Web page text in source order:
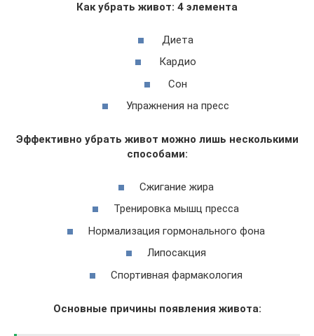
Как убрать живот: 4 элемента
Диета
Кардио
Сон
Упражнения на пресс
Эффективно убрать живот можно лишь несколькими
способами:
Сжигание жира
Тренировка мышц пресса
Нормализация гормонального фона
Липосакция
Спортивная фармакология
Основные причины появления живота: